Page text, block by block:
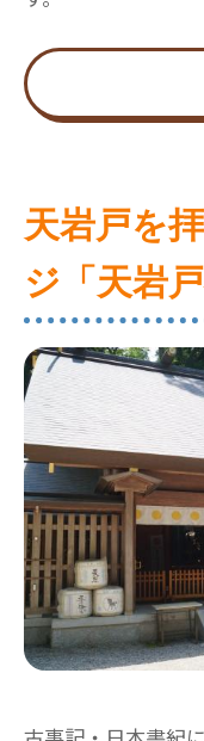
天岩戸を
ジ「天岩戸